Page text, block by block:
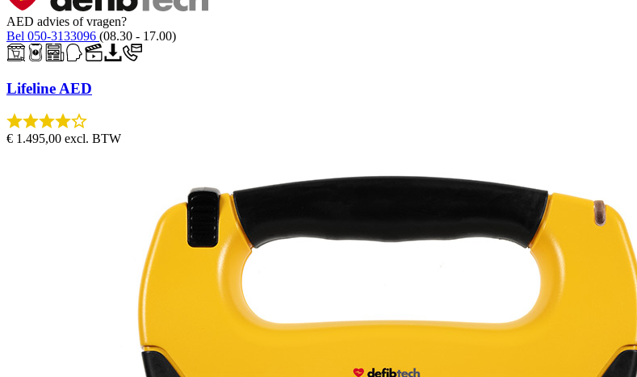
AED advies of vragen?
Bel 050-3133096 (08.30 - 17.00)
Lifeline AED
€ 1.495,00 excl. BTW